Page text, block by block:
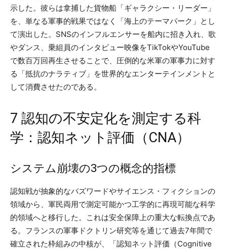
示した。彼らは拿捕した貨物船「ギャラクシー・リーダー」
を、単なる軍事的戦果ではなく「海上のテーマパーク」とし
て演出した。SNSのインフルエンサーを船内に招き入れ、歌
やダンス、乗組員のインタビュー映像をTikTokやYouTube
で数百万回再生させることで、圧倒的な米軍の軍事力に対す
る「抵抗のナラティブ」を世界的なエンターテインメントと
して消費させたのである。
7 認知の不安定化を測定する科
学：認知ネット評価（CNA）
システム崩壊の3つの概念的指標
認知戦が抽象的なバズワードやサイエンス・フィクションの
領域から、軍民両用で測定可能かつ工学的に再現可能な科学
的領域へと移行した。これは安全保障上の重大な転換点であ
る。フランスの軍事ドクトリン研究等を通じて過去7年間で
確立された枠組みの中核が、「認知ネット評価（Cognitive